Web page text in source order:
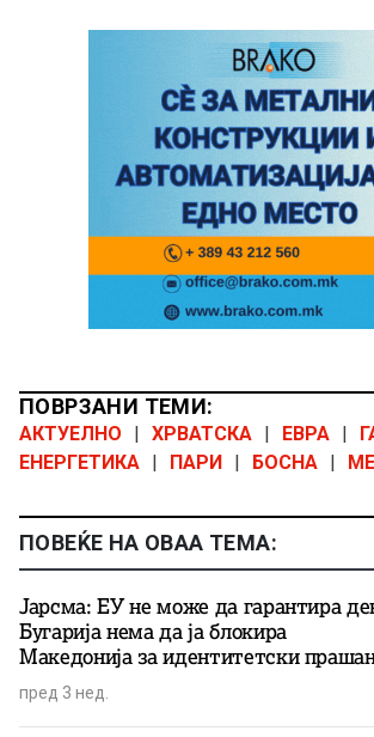
ПОВРЗАНИ ТЕМИ:
АКТУЕЛНО ХРВАТСКА ЕВРА
ЕНЕРГЕТИКА
ПАРИ БОСНА
ПОВЕЌЕ НА ОВАА ТЕМА:
Јарсма: ЕУ не може да гарантира
Бугарија нема да ја блокира
Македонија за идентитетски
пред 3 нед.